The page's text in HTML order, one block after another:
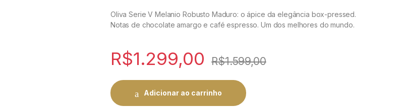
Oliva Serie V Melanio Robusto Maduro: o ápice da elegância box-pressed.
Notas de chocolate amargo e café espresso. Um dos melhores do mundo.
R$1.299,00 R$1.599,00
Adicionar ao carrinho